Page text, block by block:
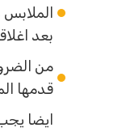
الملابس
بعد اغلاقه.
من
قدمها
ايضا يجب